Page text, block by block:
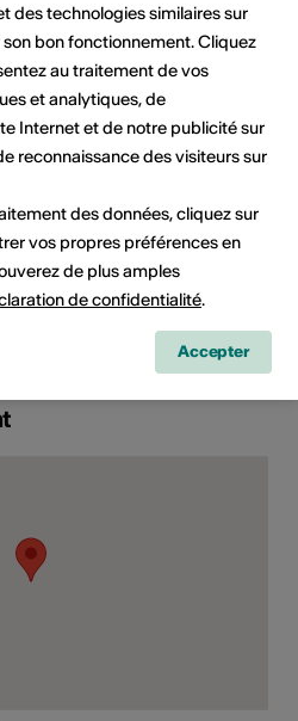
de Savièse 4
Sion
+41 79 475 22 81
+41 79 475 22 81
Mail
Internet
d'événement
d'âge
public
des technologies similaires sur
bon fonctionnement. Cliquez
au traitement de vos
et analytiques, de
Internet et de notre publicité sur
reconnaissance des visiteurs sur
des données, cliquez sur
vos propres préférences en
de plus amples
de confidentialité.
Accepter